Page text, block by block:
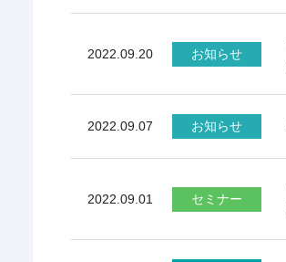
2022.09.20 お知らせ
2022.09.07 お知らせ
2022.09.01 セミナー